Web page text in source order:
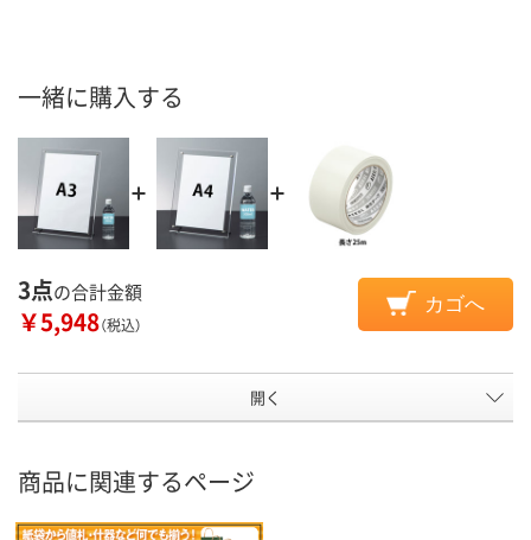
一緒に購入する
3点の合計金額
￥5,948（税込）
カゴへ
開く
商品に関連するページ